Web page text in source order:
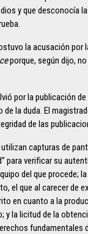
y que desconocía
la acusación
porque, según dijo,
por la publicación
la duda. El
de las
capturas de
para verificar su
del que procede;
el que al carecer de
en cuanto a la
la licitud de la
fundamentales